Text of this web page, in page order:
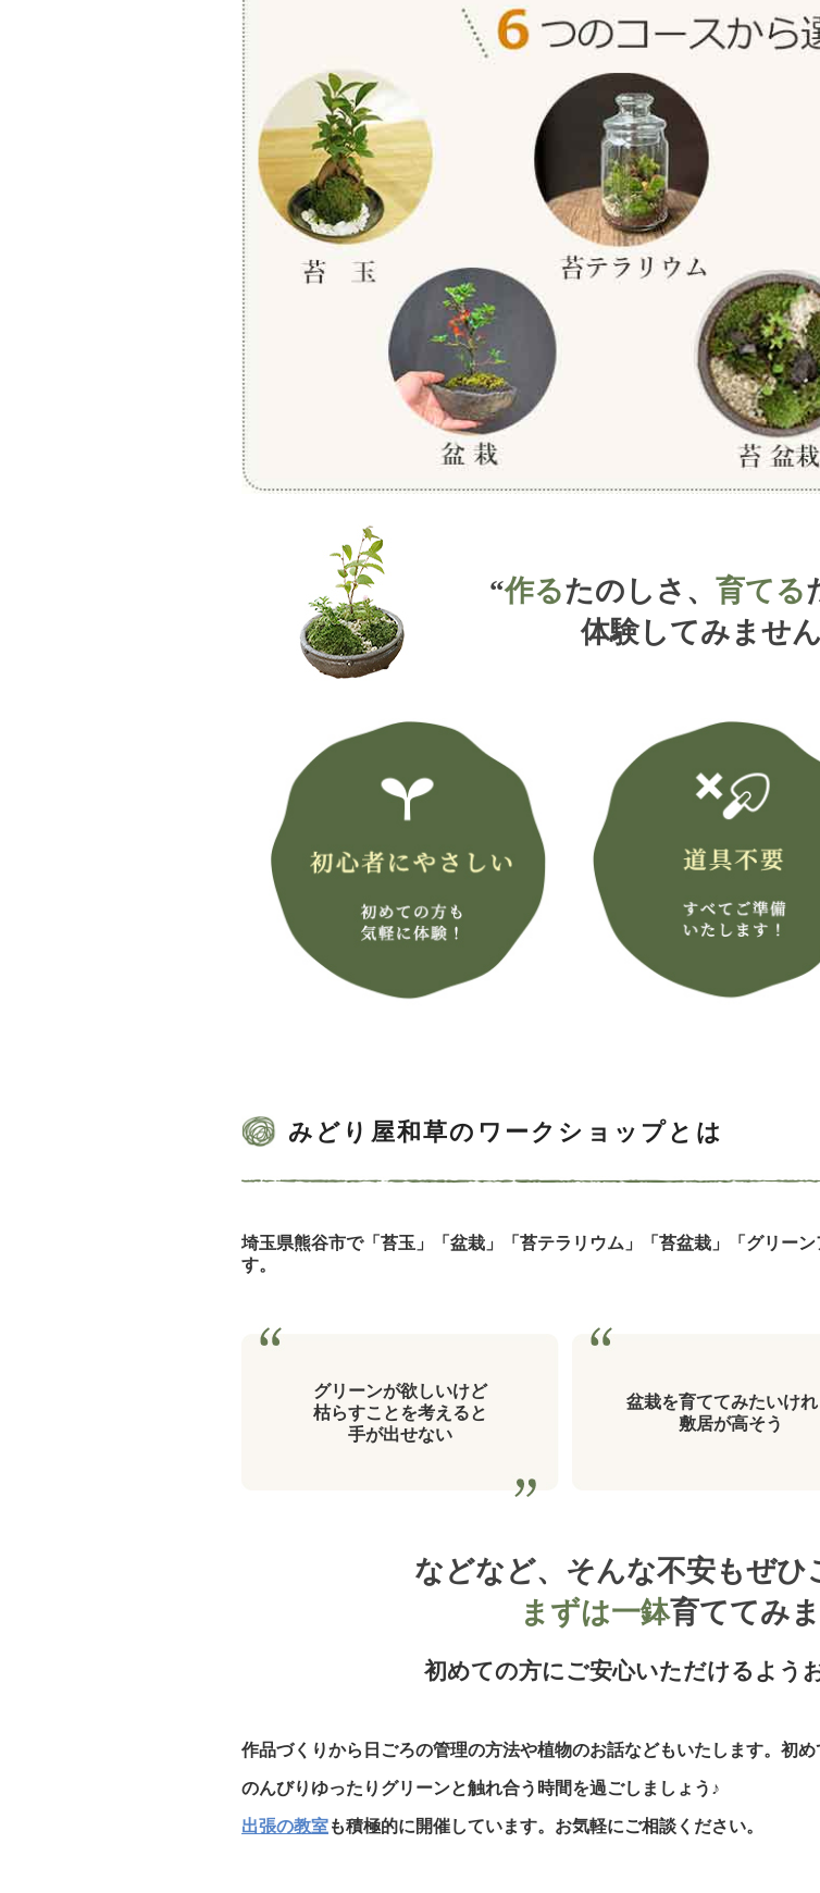
“作るたのしさ、 育てる
体験してみませ
みどり屋和草のワークショップとは
埼玉県熊谷市で「苔玉」「盆栽」「苔テラリウム」「苔盆栽」「グリー
す。
グリーンが欲しいけど
枯らすことを考えると
手が出せない
盆栽を育ててみたいけ
敷居が高そう
などなど、そんな不安もぜひ
まずは一鉢育ててみ
初めての方にご安心いただけるよう
作品づくりから日ごろの管理の方法や植物のお話などもいたします。初め
のんびりゆったりグリーンと触れ合う時間を過ごしましょう♪
出張の教室も積極的に開催しています。お気軽にご相談ください。